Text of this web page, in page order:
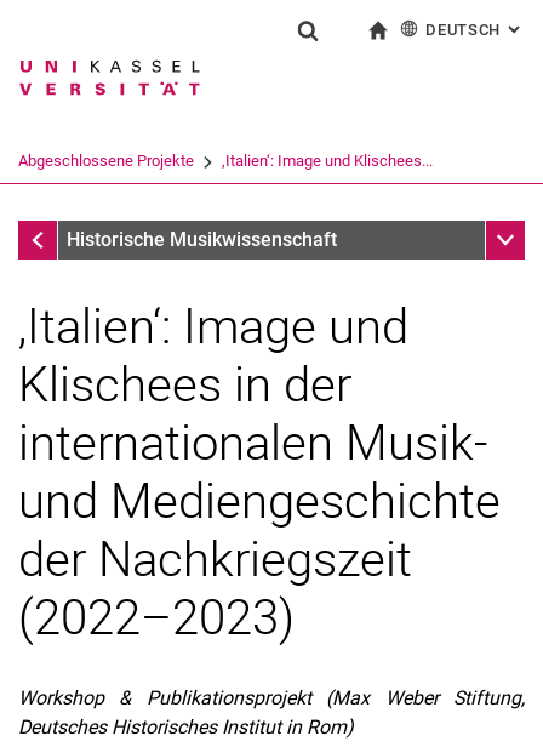
Springe direkt zu: Inhalt
Springe direkt zu: Suche
Springe direkt zu:
Suchbegriff
Suchen (öffnet externen Link in einem
DEUTSCH :
Abgeschlossene Projekte ‚Italien‘: Image und Klischees...
Abgeschlossene Projekte
Historische Musikwissenschaft
Laufende Projekte
Abgeschlossene Projekte
‚Italien‘: Image und Klischees in der internationalen Musik- und
Mediengeschichte der Nachkriegszeit (2022–2023)
Un canto a più voci – lingue europee e la sfida del globale (2023)
Contrappunto | Modern History & Music History Talks (2021–
2023)
‚Italien‘: Image und
Klischees in der
internationalen Musik-
und Mediengeschichte
der Nachkriegszeit
(2022–2023)
Workshop & Publikationsprojekt (Max Weber Stiftung,
Deutsches Historisches Institut in Rom)